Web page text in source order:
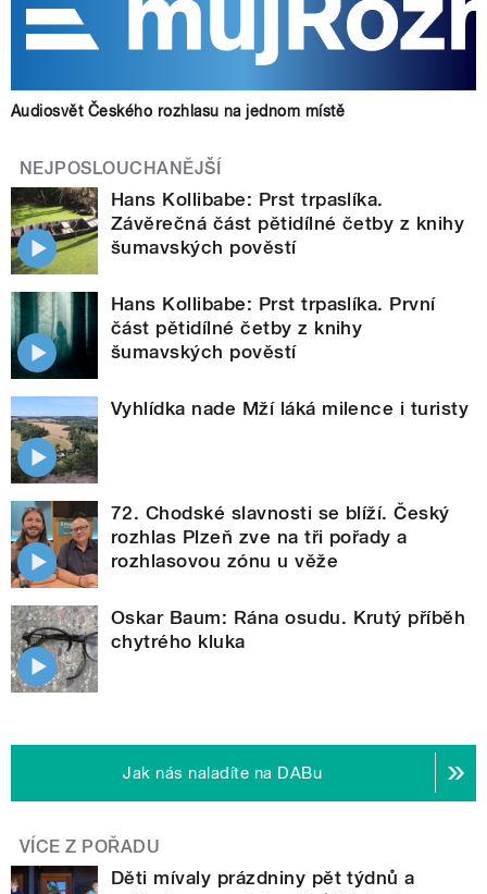
Audiosvět Českého rozhlasu na jednom místě
NEJPOSLOUCHANĚJŠÍ
Hans Kollibabe: Prst trpaslíka.
Závěrečná část pětidílné četby z knihy
šumavských pověstí
Hans Kollibabe: Prst trpaslíka. První
část pětidílné četby z knihy
šumavských pověstí
Vyhlídka nade Mží láká milence i turisty
72. Chodské slavnosti se blíží. Český
rozhlas Plzeň zve na tři pořady a
rozhlasovou zónu u věže
Oskar Baum: Rána osudu. Krutý příběh
chytrého kluka
Jak nás naladíte na DABu
VÍCE Z POŘADU
Děti mívaly prázdniny pět týdnů a